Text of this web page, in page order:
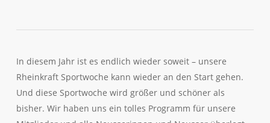
In diesem Jahr ist es endlich wieder soweit – unsere
Rheinkraft Sportwoche kann wieder an den Start gehen.
Und diese Sportwoche wird größer und schöner als
bisher. Wir haben uns ein tolles Programm für unsere